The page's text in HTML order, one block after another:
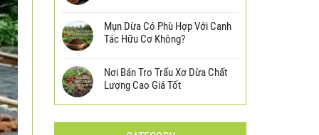
Mụn Dừa Có Phù Hợp Với Canh
Tác Hữu Cơ Không?
Nơi Bán Tro Trấu Xơ Dừa Chất
Lượng Cao Giá Tốt